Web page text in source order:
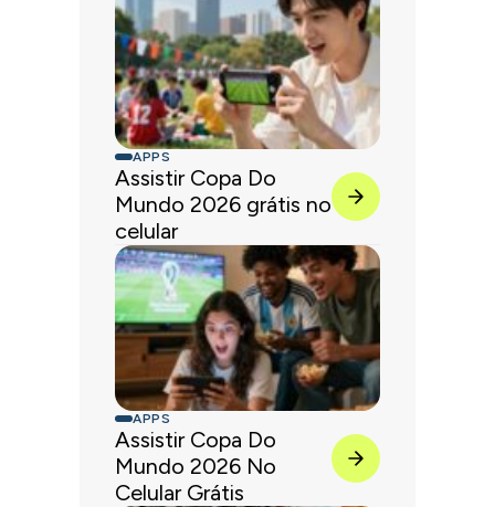
APPS
Assistir Copa Do
Mundo 2026 grátis no
celular
APPS
Assistir Copa Do
Mundo 2026 No
Celular Grátis